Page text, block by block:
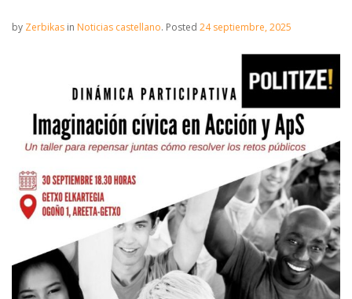
by Zerbikas in Noticias castellano. Posted 24 septiembre, 2025